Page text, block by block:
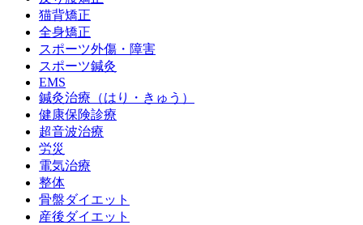
猫背矯正
全身矯正
スポーツ外傷・障害
スポーツ鍼灸
EMS
鍼灸治療（はり・きゅう）
健康保険診療
超音波治療
労災
電気治療
整体
骨盤ダイエット
産後ダイエット